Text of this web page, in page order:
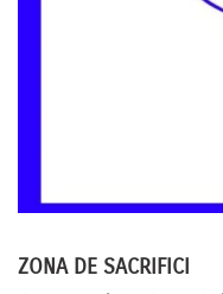
ZONA DE SACRIFICI